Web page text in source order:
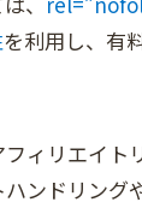
を利用し、有
ィリエイト
ンドリング